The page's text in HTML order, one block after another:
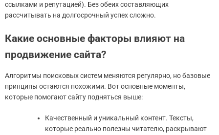
ссылками и репутацией). Без обеих составляющих
рассчитывать на долгосрочный успех сложно.
Какие основные факторы влияют на
продвижение сайта?
Алгоритмы поисковых систем меняются регулярно, но базовые
принципы остаются похожими. Вот основные моменты,
которые помогают сайту подняться выше:
Качественный и уникальный контент. Тексты,
которые реально полезны читателю, раскрывают